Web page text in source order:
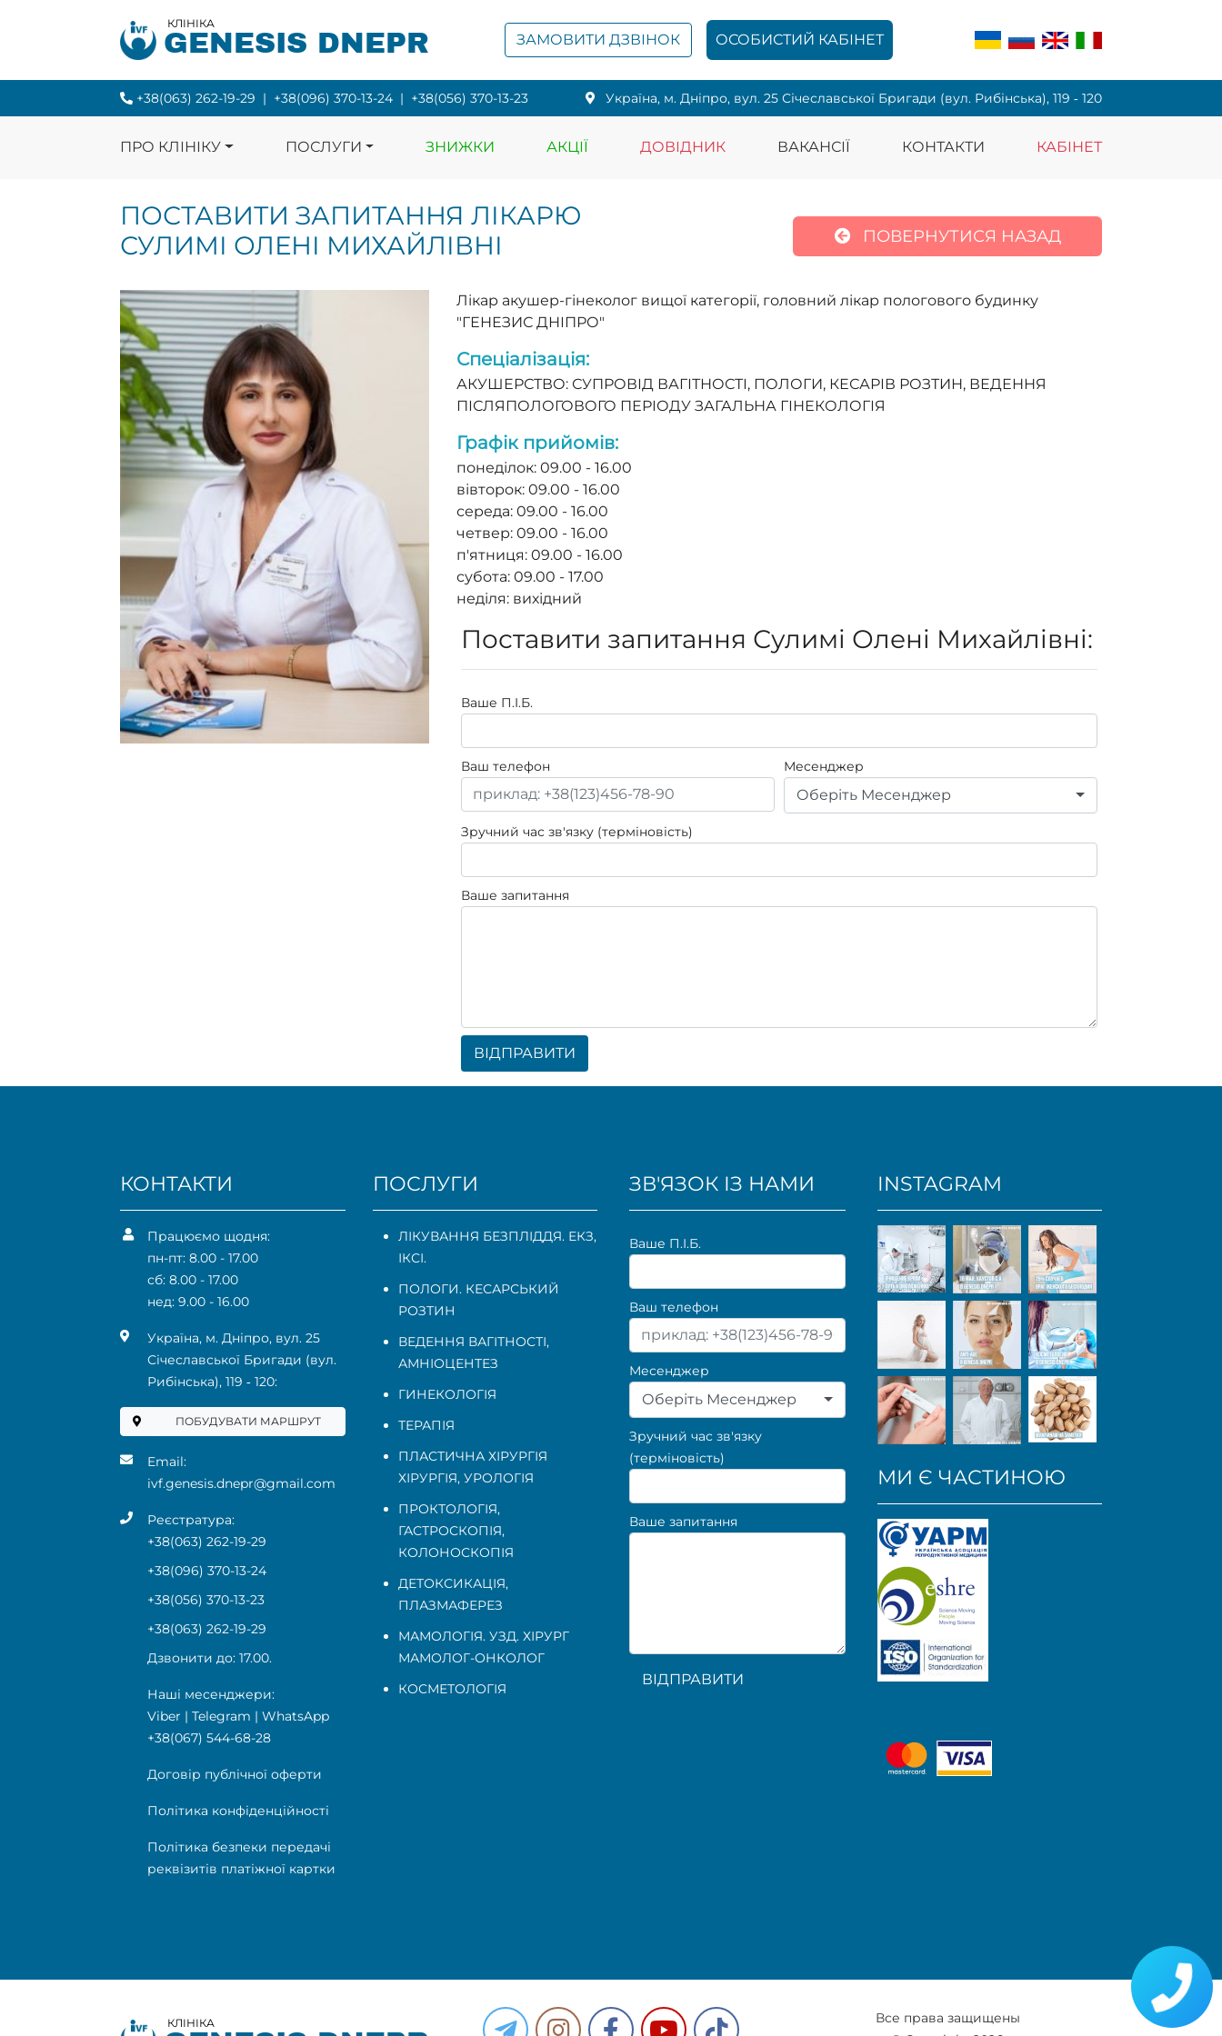
КЛІНІКА
GENESIS DNEPR ЗАМОВИТИ ДЗВІНОК ОСОБИСТИЙ КАБІНЕТ
+38(063) 262-19-29 | +38(096) 370-13-24 | +38(056) 370-13-23 Українa, м. Дніпро, вул. 25 Січеславської Бригади (вул. Рибінська), 119 ‑ 120
ПРО КЛІНІКУ ПОСЛУГИ ЗНИЖКИ АКЦІЇ ДОВІДНИК ВАКАНСІЇ КОНТАКТИ КАБІНЕТ
ПОСТАВИТИ ЗАПИТАННЯ ЛІКАРЮ
СУЛИМІ ОЛЕНІ МИХАЙЛІВНІ
ПОВЕРНУТИСЯ НАЗАД
Лікар акушер-гінеколог вищої категорії, головний лікар пологового будинку
"ГЕНЕЗИС ДНІПРО"
Спеціалізація:
АКУШЕРСТВО: СУПРОВІД ВАГІТНОСТІ, ПОЛОГИ, КЕСАРІВ РОЗТИН, ВЕДЕННЯ
ПІСЛЯПОЛОГОВОГО ПЕРІОДУ ЗАГАЛЬНА ГІНЕКОЛОГІЯ
Графік прийомів:
понеділок: 09.00 - 16.00
вівторок: 09.00 - 16.00
середа: 09.00 - 16.00
четвер: 09.00 - 16.00
п'ятниця: 09.00 - 16.00
субота: 09.00 - 17.00
неділя: вихідний
Поставити запитання Сулимі Олені Михайлівні:
Ваше П.I.Б.
Ваш телефон Месенджер
Оберіть Месенджер
Зручний час зв'язку (терміновість)
Ваше запитання
ВІДПРАВИТИ
КОНТАКТИ
Працюємо щодня:
пн-пт: 8.00 - 17.00
сб: 8.00 - 17.00
нед: 9.00 - 16.00
Українa, м. Дніпро, вул. 25
Січеславської Бригади (вул.
Рибінська), 119 ‑ 120:
ПОБУДУВАТИ МАРШРУТ
Email:
ivf.genesis.dnepr@gmail.com
Реєстратура:
+38(063) 262-19-29
+38(096) 370-13-24
+38(056) 370-13-23
+38(063) 262-19-29
Дзвонити до: 17.00.
Наші месенджери:
Viber | Telegram | WhatsApp
+38(067) 544-68-28
Договір публічної оферти
Політика конфіденційності
Політика безпеки передачі
реквізитів платіжної картки
ПОСЛУГИ
ЛІКУВАННЯ БЕЗПЛІДДЯ. ЕКЗ,
ІКСІ.
ПОЛОГИ. КЕСАРСЬКИЙ
РОЗТИН
ВЕДЕННЯ ВАГІТНОСТІ,
АМНІОЦЕНТЕЗ
ГИНЕКОЛОГІЯ
ТЕРАПІЯ
ПЛАСТИЧНА ХІРУРГІЯ
ХІРУРГІЯ, УРОЛОГІЯ
ПРОКТОЛОГІЯ,
ГАСТРОСКОПІЯ,
КОЛОНОСКОПІЯ
ДЕТОКСИКАЦІЯ,
ПЛАЗМАФЕРЕЗ
МАМОЛОГІЯ. УЗД. ХІРУРГ
МАМОЛОГ-ОНКОЛОГ
КОСМЕТОЛОГІЯ
ЗВ'ЯЗОК ІЗ НАМИ
Ваше П.I.Б.
Ваш телефон
Месенджер
Оберіть Месенджер
Зручний час зв'язку
(терміновість)
Ваше запитання
ВІДПРАВИТИ
INSTAGRAM
МИ Є ЧАСТИНОЮ
КЛІНІКА
Все права защищены